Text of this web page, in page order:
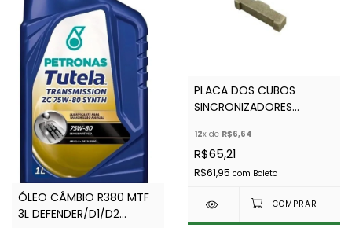
ÓLEO CÂMBIO R380 MTF
3L DEFENDER/D1/D2
PLACA DOS CUBOS
SINCRONIZADORES
OEM - AP - FTC4171
12x de R$6,64
R$65,21
R$61,95 com Boleto